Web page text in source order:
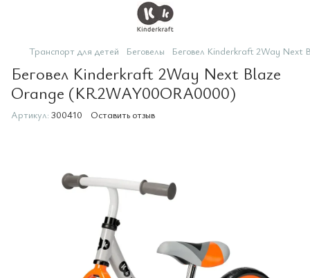
Транспорт для детей Беговелы Беговел Kinderkraft 2Way
Беговел Kinderkraft 2Way Next Blaze
Orange (KR2WAY00ORA0000)
Артикул: 300410 Оставить отзыв